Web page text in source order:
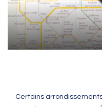
Certains